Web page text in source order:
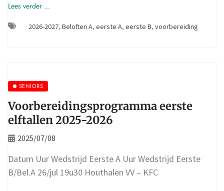
Lees verder ...
2026-2027, Beloften A, eerste A, eerste B, voorbereiding
SENIORS
Voorbereidingsprogramma eerste
elftallen 2025-2026
2025/07/08
Datum Uur Wedstrijd Eerste A Uur Wedstrijd Eerste
B/Bel.A 26/jul 19u30 Houthalen VV – KFC